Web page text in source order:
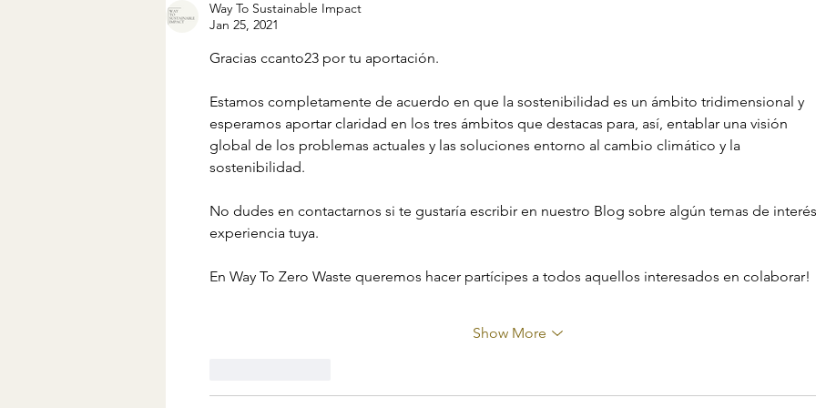
of NGOs
Way To Sustainable Impact
Jan 25, 2021
Gracias ccanto23 por tu aportación.
Estamos completamente de acuerdo en que la sostenibilidad es un ámbito tridimensional y
esperamos aportar claridad en los tres ámbitos que destacas para, así, entablar una visión
global de los problemas actuales y las soluciones entorno al cambio climático y la
sostenibilidad.
No dudes en contactarnos si te gustaría escribir en nuestro Blog sobre algún temas de
experiencia tuya.
En Way To Zero Waste queremos hacer partícipes a todos aquellos interesados en colaborar!
Show More